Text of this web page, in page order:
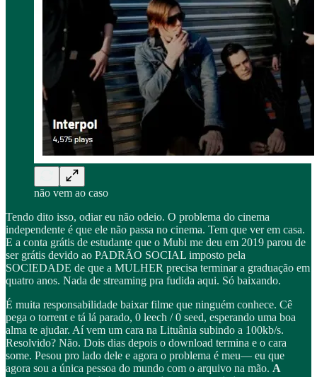
não vem ao caso
Tendo dito isso, odiar eu não odeio. O problema do cinema
independente é que ele não passa no cinema. Tem que ver em casa.
E a conta grátis de estudante que o Mubi me deu em 2019 parou de
ser grátis devido ao PADRÃO SOCIAL imposto pela
SOCIEDADE de que a MULHER precisa terminar a graduação em
quatro anos. Nada de streaming pra fudida aqui. Só baixando.
É muita responsabilidade baixar filme que ninguém conhece. Cê
pega o torrent e tá lá parado, 0 leech / 0 seed, esperando uma boa
alma te ajudar. Aí vem um cara na Lituânia subindo a 100kb/s.
Resolvido? Não. Dois dias depois o download termina e o cara
some. Pesou pro lado dele e agora o problema é meu— eu que
agora sou a única pessoa do mundo com o arquivo na mão. A